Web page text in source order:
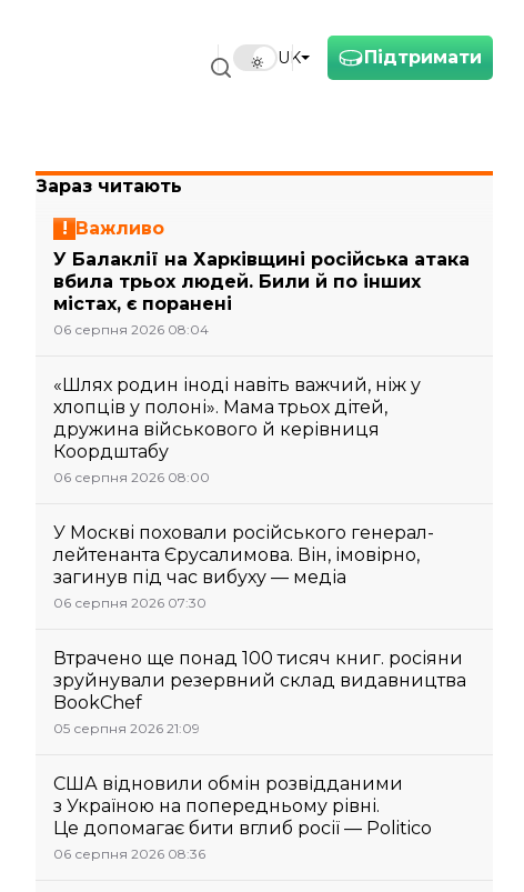
Підтримати
UK
Зараз читають
Важливо
У Балаклії на Харківщині російська атака
вбила трьох людей. Били й по інших
містах, є поранені
06 серпня 2026 08:04
«Шлях родин іноді навіть важчий, ніж у
хлопців у полоні». Мама трьох дітей,
дружина військового й керівниця
Коордштабу
06 серпня 2026 08:00
У Москві поховали російського генерал-
лейтенанта Єрусалимова. Він, імовірно,
загинув під час вибуху — медіа
06 серпня 2026 07:30
Втрачено ще понад 100 тисяч книг. росіяни
зруйнували резервний склад видавництва
BookChef
05 серпня 2026 21:09
США відновили обмін розвідданими
з Україною на попередньому рівні.
Це допомагає бити вглиб росії — Politico
06 серпня 2026 08:36